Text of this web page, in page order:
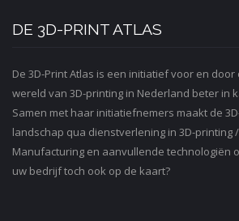
DE 3D-PRINT ATLAS
De 3D-Print Atlas is een initiatief voor en
wereld van 3D-printing in Nederland beter in
Samen met haar initiatiefnemers maakt de
landschap qua dienstverlening in 3D-printing
Manufacturing en aanvullende technologiën
uw bedrijf toch ook op de kaart?